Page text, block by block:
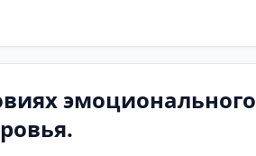
эмоционального